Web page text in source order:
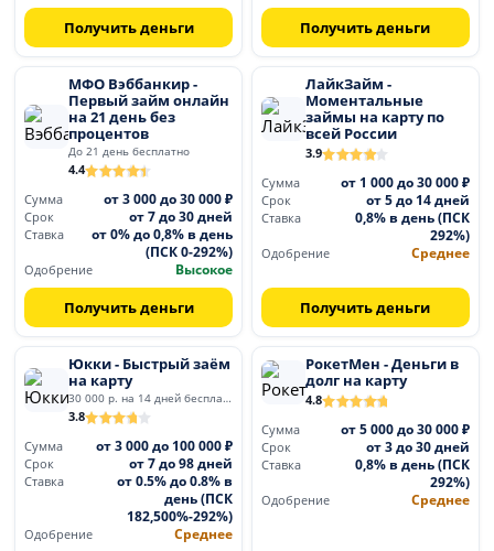
Получить деньги Получить деньги
МФО Вэббанкир -
Первый займ онлайн
на 21 день без
процентов
До 21 день бесплатно
4.4
Сумма
от 3 000 до 30 000 ₽
Срок от 7 до 30 дней
Ставка
от 0% до 0,8% в день
(ПСК 0-292%)
Одобрение Высокое
Получить деньги
ЛайкЗайм -
Моментальные
займы на карту по
всей России
3.9
Сумма
от 1 000 до 30 000 ₽
Срок от 5 до 14 дней
Ставка
0,8% в день (ПСК
292%)
Одобрение Среднее
Получить деньги
Юкки - Быстрый заём
на карту
30 000 р. на 14 дней бесплатно
3.8
Сумма
от 3 000 до 100 000 ₽
Срок от 7 до 98 дней
Ставка
от 0.5% до 0.8% в
день (ПСК
182,500%-292%)
Одобрение Среднее
РокетМен - Деньги в
долг на карту
4.8
Сумма
от 5 000 до 30 000 ₽
Срок от 3 до 30 дней
Ставка
0,8% в день (ПСК
292%)
Одобрение Среднее